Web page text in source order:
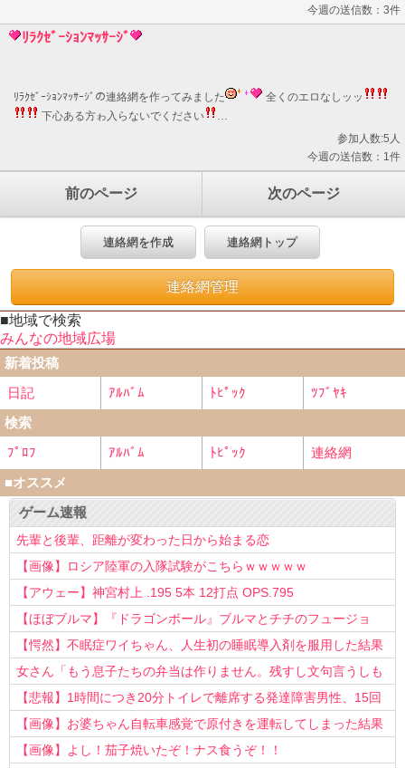
今週の送信数：3件
ﾘﾗｸｾﾞｰｼｮﾝﾏｯｻｰｼﾞ
ﾘﾗｸｾﾞｰｼｮﾝﾏｯｻｰｼﾞの連絡網を作ってみました
全くのエロなしッッ
下心ある方ゎ入らないでください
…
参加人数:5人
今週の送信数：1件
前のページ 次のページ
連絡網を作成 連絡網トップ
連絡網管理
■地域で検索
みんなの地域広場
新着投稿
日記
ｱﾙﾊﾞﾑ ﾄﾋﾟｯｸ
ﾂﾌﾞﾔｷ
検索
ﾌﾟﾛﾌ
ｱﾙﾊﾞﾑ ﾄﾋﾟｯｸ
連絡網
■オススメ
ゲーム速報
先輩と後輩、距離が変わった日から始まる恋
【画像】ロシア陸軍の入隊試験がこちらｗｗｗｗｗ
【アウェー】神宮村上 .195 5本 12打点 OPS.795
【ほぼブルマ】『ドラゴンボール』ブルマとチチのフュージョ
ン、クッソ可愛すぎるwwwwwww
【愕然】不眠症ワイちゃん、人生初の睡眠導入剤を服用した結果
ｗｗｗｗ
女さん「もう息子たちの弁当は作りません。残すし文句言うしも
う知らない！」
【悲報】1時間につき20分トイレで離席する発達障害男性、15回
以上転職を重ねてしまう
【画像】お婆ちゃん自転車感覚で原付きを運転してしまった結果
www
【画像】よし！茄子焼いたぞ！ナス食うぞ！！